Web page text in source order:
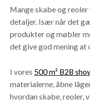
Mange skabe og
detaljer. Især når det
produkter og møbler
det give god mening
I vores 500 m² B2B
materialerne, åbne
hvordan skabe, reoler,